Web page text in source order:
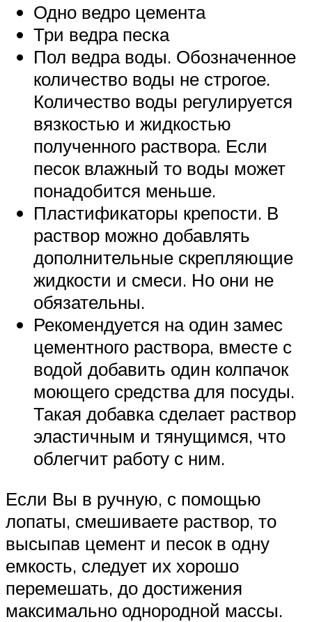
Одно ведро цемента
Три ведра песка
Пол ведра воды. Обозначенное
количество воды не строгое.
Количество воды регулируется
вязкостью и жидкостью
полученного раствора. Если
песок влажный то воды может
понадобится меньше.
Пластификаторы крепости. В
раствор можно добавлять
дополнительные скрепляющие
жидкости и смеси. Но они не
обязательны.
Рекомендуется на один замес
цементного раствора, вместе с
водой добавить один колпачок
моющего средства для посуды.
Такая добавка сделает раствор
эластичным и тянущимся, что
облегчит работу с ним.
Если Вы в ручную, с помощью
лопаты, смешиваете раствор, то
высыпав цемент и песок в одну
емкость, следует их хорошо
перемешать, до достижения
максимально однородной массы.